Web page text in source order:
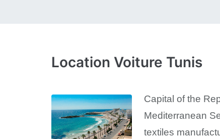
Location Voiture Tunis
Capital of the
Mediterranean
textiles